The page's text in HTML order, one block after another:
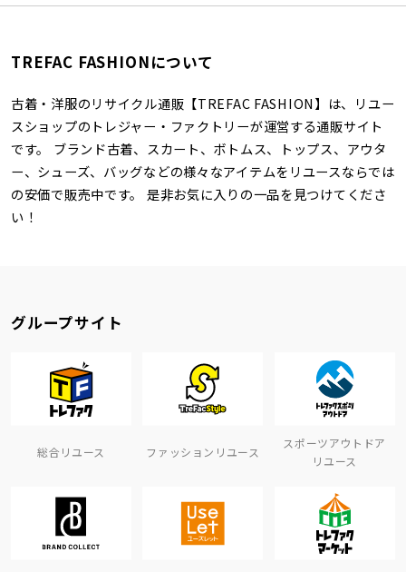
TREFAC FASHIONについて
古着・洋服のリサイクル通販【TREFAC FASHION】は、リユー
スショップのトレジャー・ファクトリーが運営する通販サイト
です。 ブランド古着、スカート、ボトムス、トップス、アウタ
ー、シューズ、バッグなどの様々なアイテムをリユースならでは
の安価で販売中です。 是非お気に入りの一品を見つけてくださ
い！
グループサイト
総合リユース ファッションリユース
スポーツアウトドア
リユース